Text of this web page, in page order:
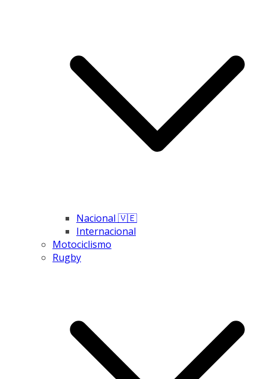
Nacional 🇻🇪
Internacional
Motociclismo
Rugby